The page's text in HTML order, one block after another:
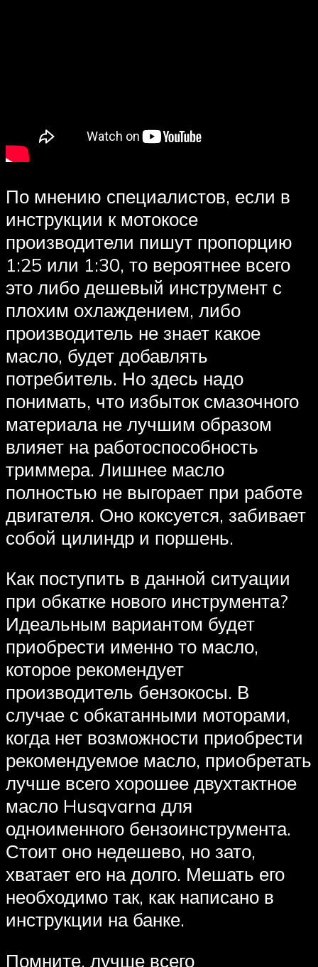
По мнению специалистов, если в
инструкции к мотокосе
производители пишут пропорцию
1:25 или 1:30, то вероятнее всего
это либо дешевый инструмент с
плохим охлаждением, либо
производитель не знает какое
масло, будет добавлять
потребитель. Но здесь надо
понимать, что избыток смазочного
материала не лучшим образом
влияет на работоспособность
триммера. Лишнее масло
полностью не выгорает при работе
двигателя. Оно коксуется, забивает
собой цилиндр и поршень.
Как поступить в данной ситуации
при обкатке нового инструмента?
Идеальным вариантом будет
приобрести именно то масло,
которое рекомендует
производитель бензокосы. В
случае с обкатанными моторами,
когда нет возможности приобрести
рекомендуемое масло, приобретать
лучше всего хорошее двухтактное
масло Husqvarna для
одноименного бензоинструмента.
Стоит оно недешево, но зато,
хватает его на долго. Мешать его
необходимо так, как написано в
инструкции на банке.
Помните, лучше всего